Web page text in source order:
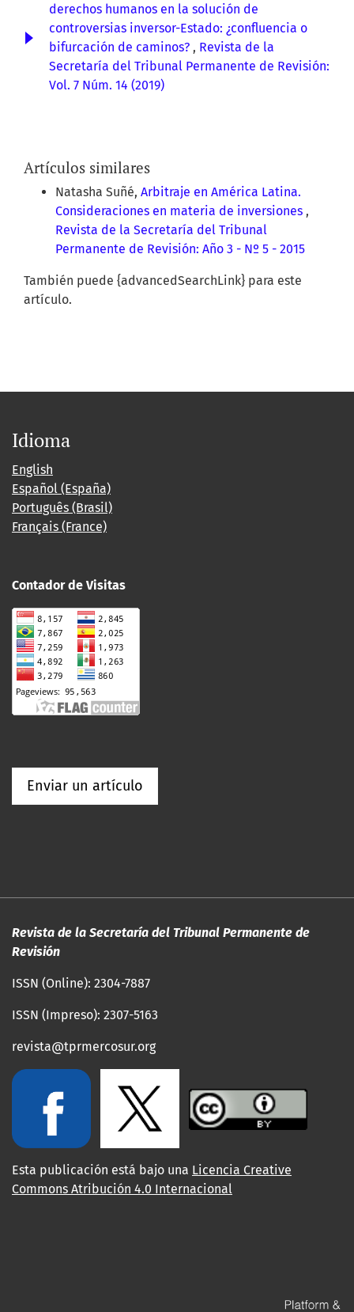
derechos humanos en la solución de
controversias inversor-Estado: ¿confluencia o
bifurcación de caminos? , Revista de la
Secretaría del Tribunal Permanente de Revisión:
Vol. 7 Núm. 14 (2019)
Artículos similares
Natasha Suñé, Arbitraje en América Latina.
Consideraciones en materia de inversiones ,
Revista de la Secretaría del Tribunal
Permanente de Revisión: Año 3 - Nº 5 - 2015
También puede {advancedSearchLink} para este
artículo.
Idioma
English
Español (España)
Português (Brasil)
Français (France)
Contador de Visitas
Enviar un artículo
Revista de la Secretaría del Tribunal Permanente de
Revisión
ISSN (Online): 2304-7887
ISSN (Impreso): 2307-5163
revista@tprmercosur.org
Esta publicación está bajo una Licencia Creative
Commons Atribución 4.0 Internacional